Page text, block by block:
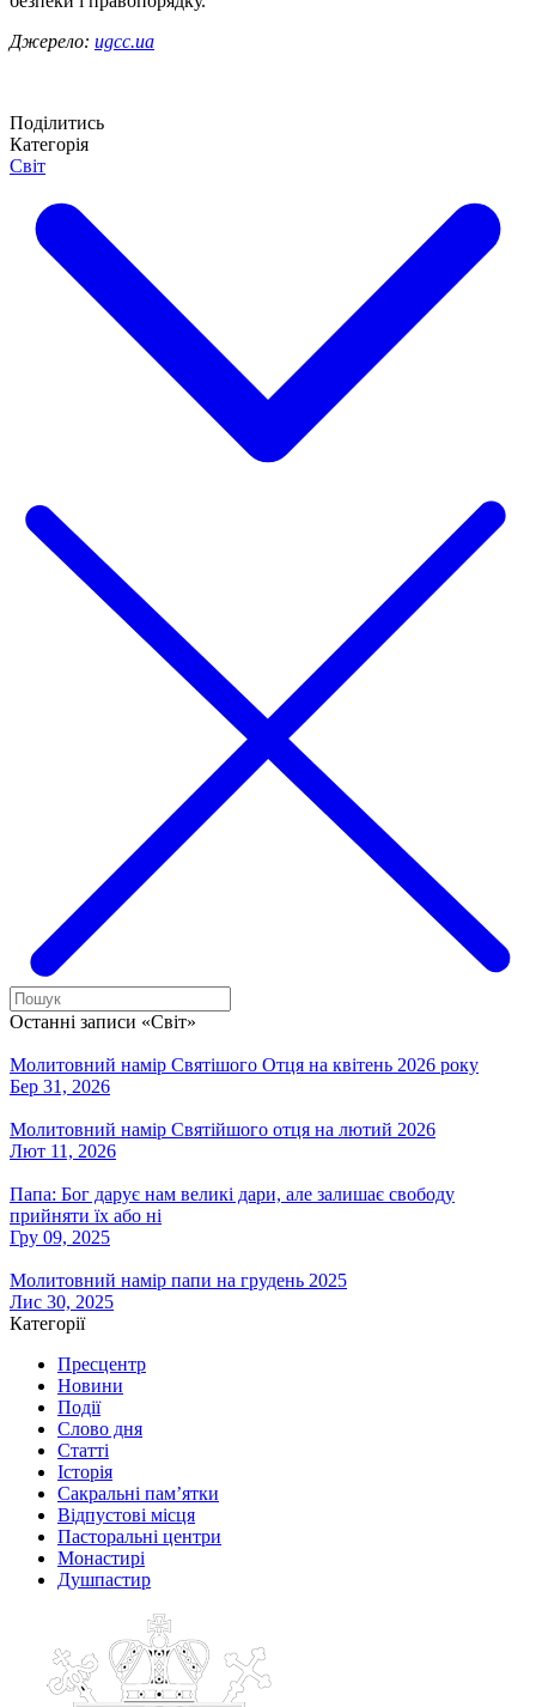
Джерело: ugcc.ua
Поділитись
Категорія
Світ
Останні записи «Світ»
Молитовний намір Святішого Отця на квітень 2026 року
Бер 31, 2026
Молитовний намір Святійшого отця на лютий 2026
Лют 11, 2026
Папа: Бог дарує нам великі дари, але залишає свободу
прийняти їх або ні
Гру 09, 2025
Молитовний намір папи на грудень 2025
Лис 30, 2025
Категорії
Пресцентр
Новини
Події
Слово дня
Статті
Історія
Сакральні пам’ятки
Відпустові місця
Пасторальні центри
Монастирі
Душпастир